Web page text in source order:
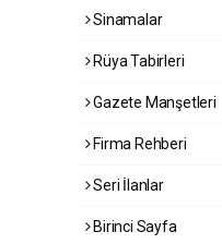
Sinamalar
Rüya Tabirleri
Gazete Manşetleri
Firma Rehberi
Seri İlanlar
Birinci Sayfa